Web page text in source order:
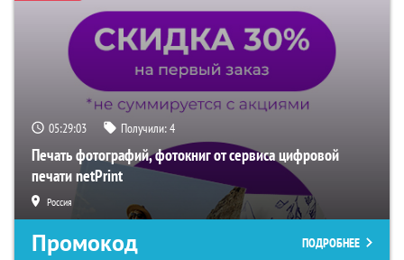
05:29:02 Получили:4
Печать фотографий, фотокниг от сервиса цифровой
печати netPrint
Россия
Промокод ПОДРОБНЕЕ